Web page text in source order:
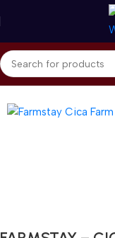
Beranda Farm stay